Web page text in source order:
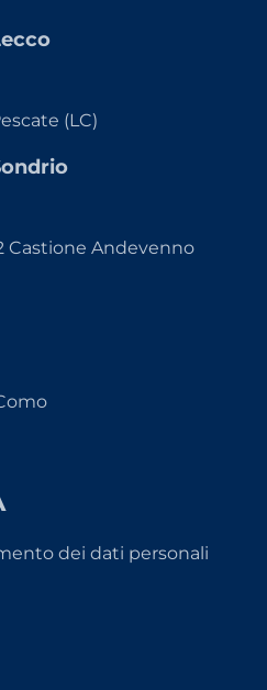
(LC)
Castione Andevenno
dei dati personali